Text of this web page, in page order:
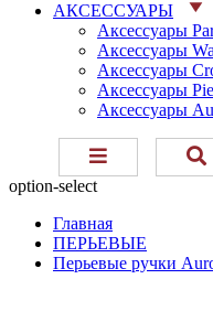
АКСЕССУАРЫ
Аксессуары
Аксессуары
Аксессуары
Аксессуары
Аксессуары
option-select
Главная
ПЕРЬЕВЫЕ
Перьевые ручки